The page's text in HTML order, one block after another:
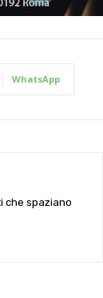
WhatsApp
che spaziano